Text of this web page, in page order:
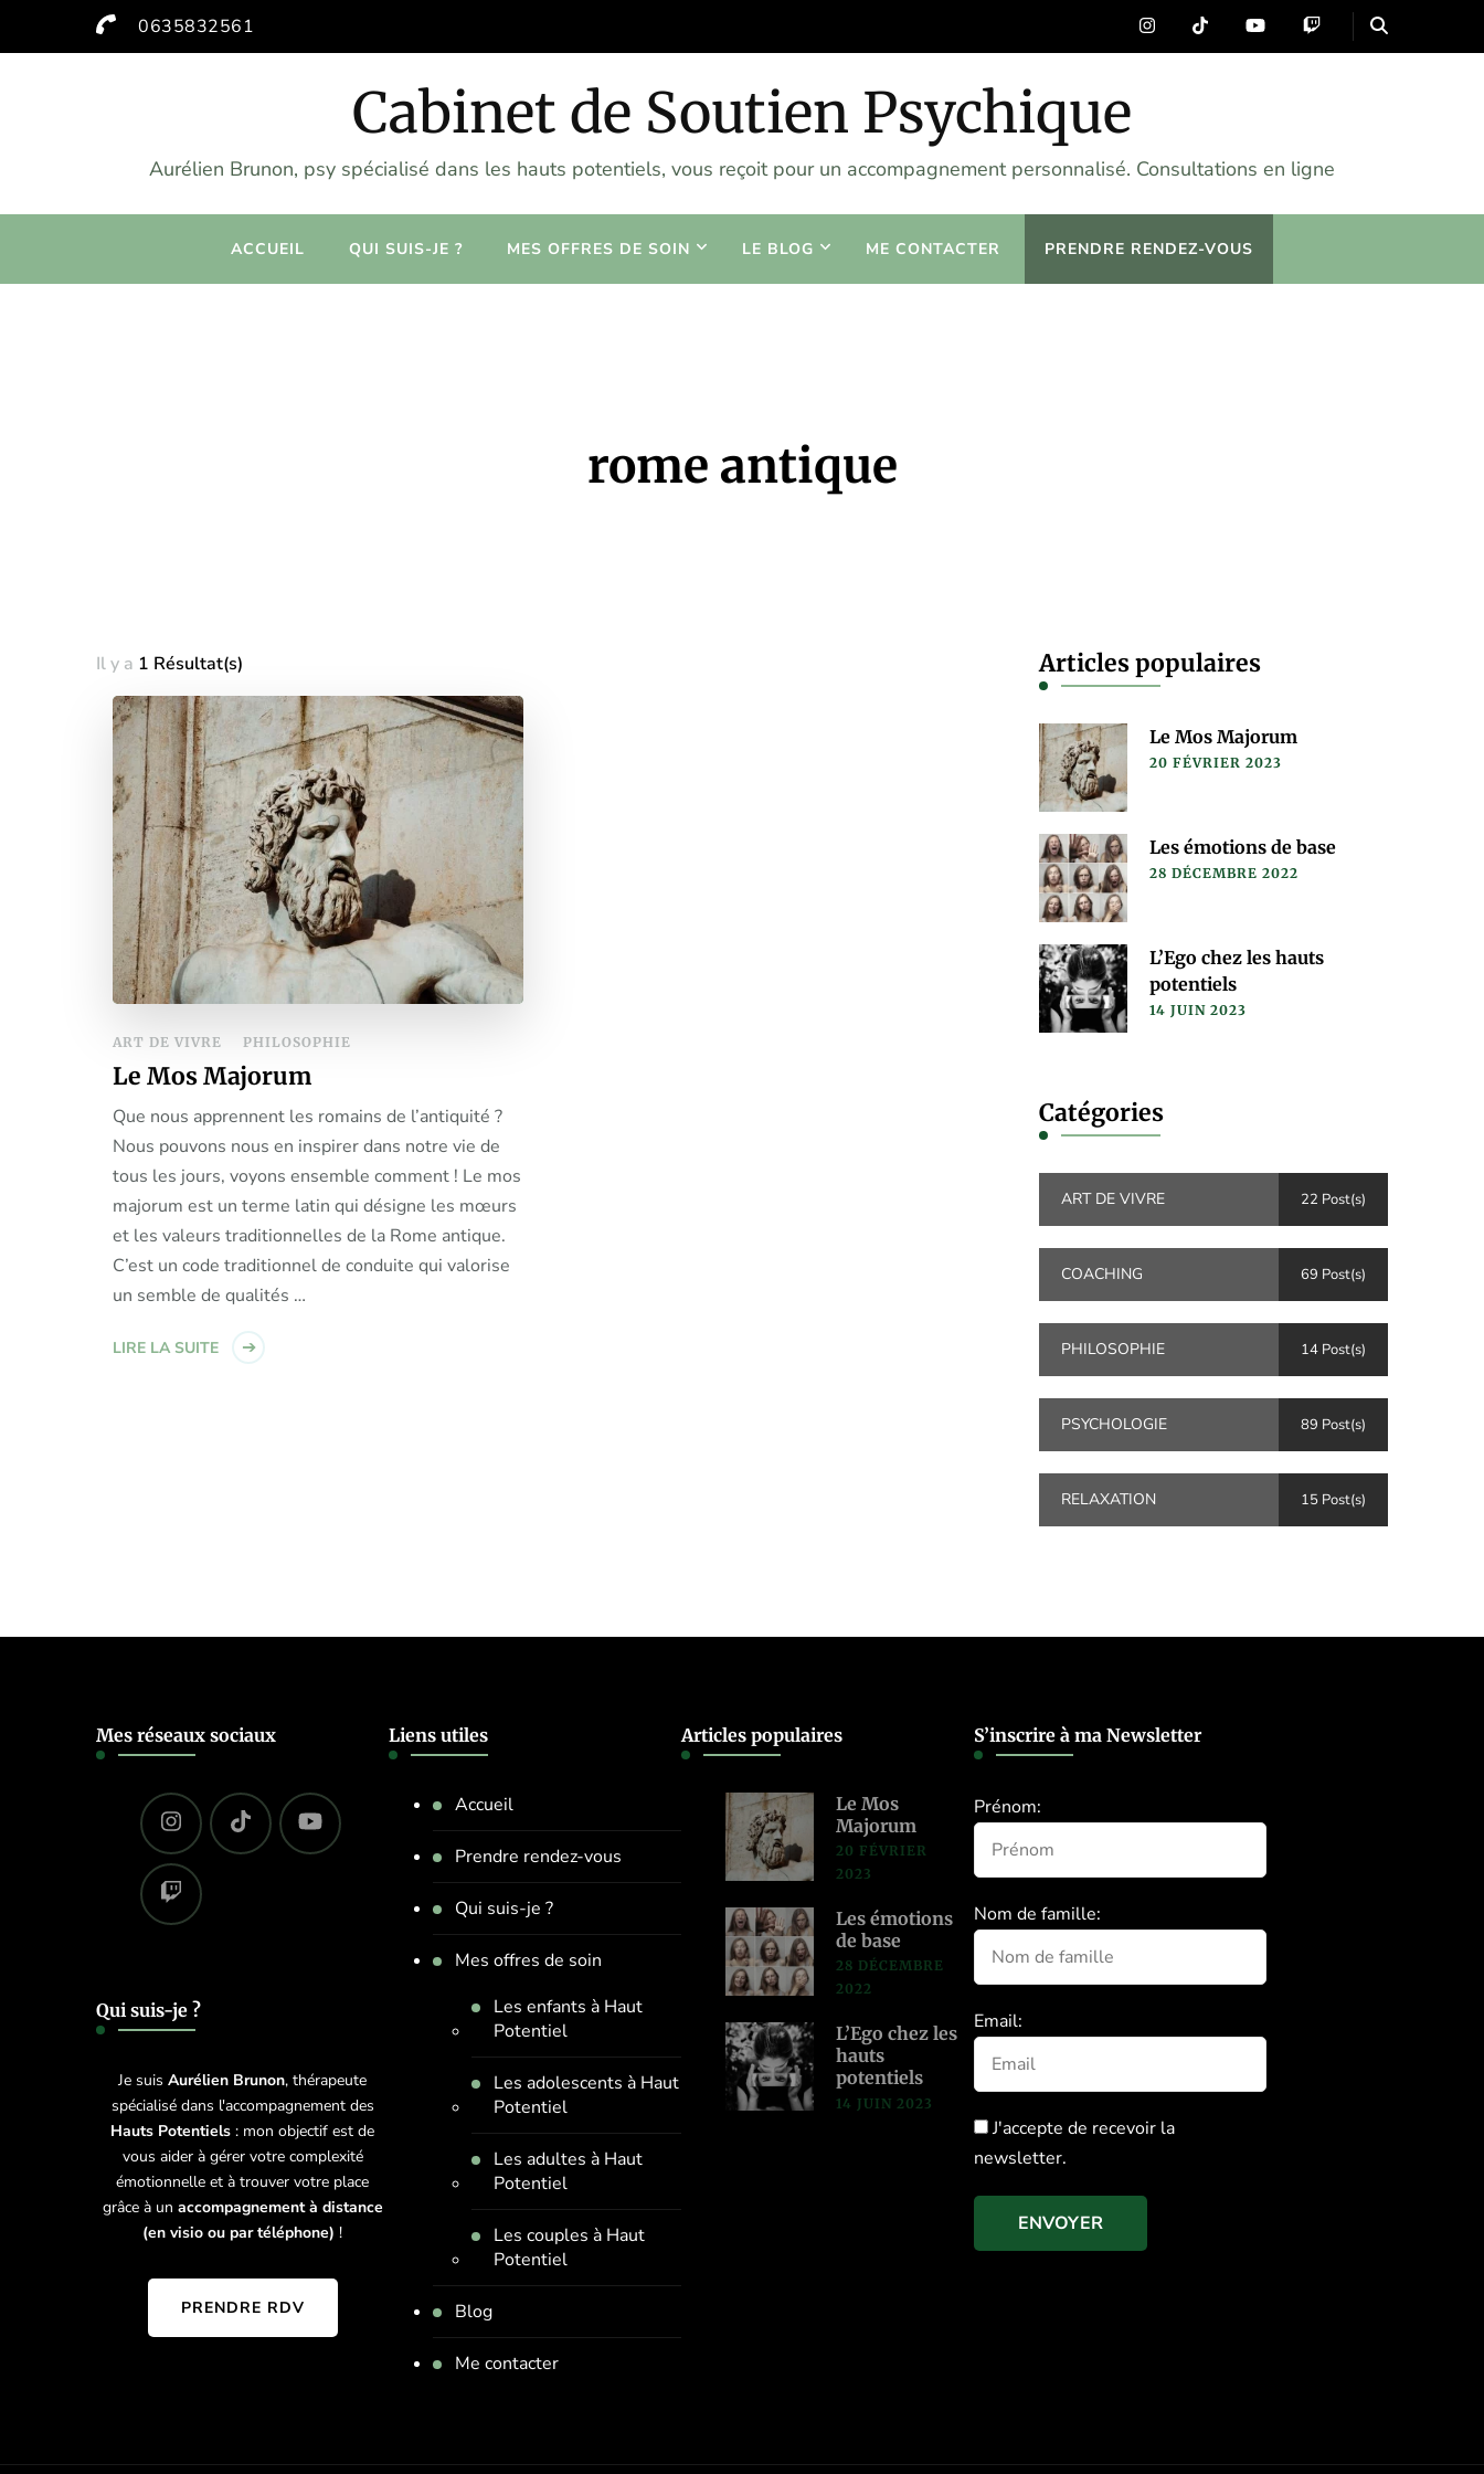
0635832561
Cabinet de Soutien Psychique
Aurélien Brunon, psy spécialisé dans les hauts potentiels, vous reçoit pour un accompagnement personnalisé. Consultations en ligne
ACCUEIL QUI SUIS-JE ? MES OFFRES DE SOIN LE BLOG ME CONTACTER PRENDRE RENDEZ-VOUS
rome antique
Il y a 1 Résultat(s)
ART DE VIVRE PHILOSOPHIE
Le Mos Majorum
Que nous apprennent les romains de l’antiquité ?
Nous pouvons nous en inspirer dans notre vie de
tous les jours, voyons ensemble comment ! Le mos
majorum est un terme latin qui désigne les mœurs
et les valeurs traditionnelles de la Rome antique.
C’est un code traditionnel de conduite qui valorise
un semble de qualités …
LIRE LA SUITE
Articles populaires
Le Mos Majorum
20 FÉVRIER 2023
Les émotions de base
28 DÉCEMBRE 2022
L’Ego chez les hauts
potentiels
14 JUIN 2023
Catégories
ART DE VIVRE 22 Post(s)
COACHING 69 Post(s)
PHILOSOPHIE 14 Post(s)
PSYCHOLOGIE 89 Post(s)
RELAXATION 15 Post(s)
Mes réseaux sociaux
Qui suis-je ?
Je suisAurélien Brunon, thérapeute
spécialisé dans l'accompagnement des
Hauts Potentiels : mon objectif est de
vous aider à gérer votre complexité
émotionnelle et à trouver votre place
grâce à un accompagnement à distance
(en visio ou par téléphone) !
PRENDRE RDV
Liens utiles
Accueil
Prendre rendez-vous
Qui suis-je ?
Mes offres de soin
Les enfants à Haut
Potentiel
Les adolescents à Haut
Potentiel
Les adultes à Haut
Potentiel
Les couples à Haut
Potentiel
Blog
Me contacter
Articles populaires
Le Mos
Majorum
20 FÉVRIER
2023
Les émotions
de base
28 DÉCEMBRE
2022
L’Ego chez les
hauts
potentiels
14 JUIN 2023
S’inscrire à ma Newsletter
Prénom:
Nom de famille:
Email:
J'accepte de recevoir la
newsletter.
ENVOYER